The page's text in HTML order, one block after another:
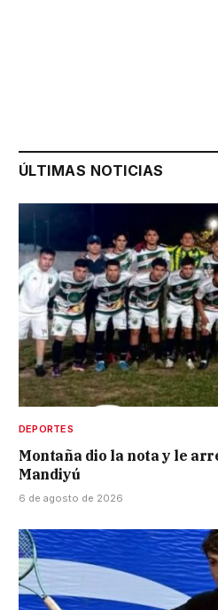
ÚLTIMAS NOTICIAS
DEPORTES
Montaña dio la nota y le
Mandiyú
6 de agosto de 2026